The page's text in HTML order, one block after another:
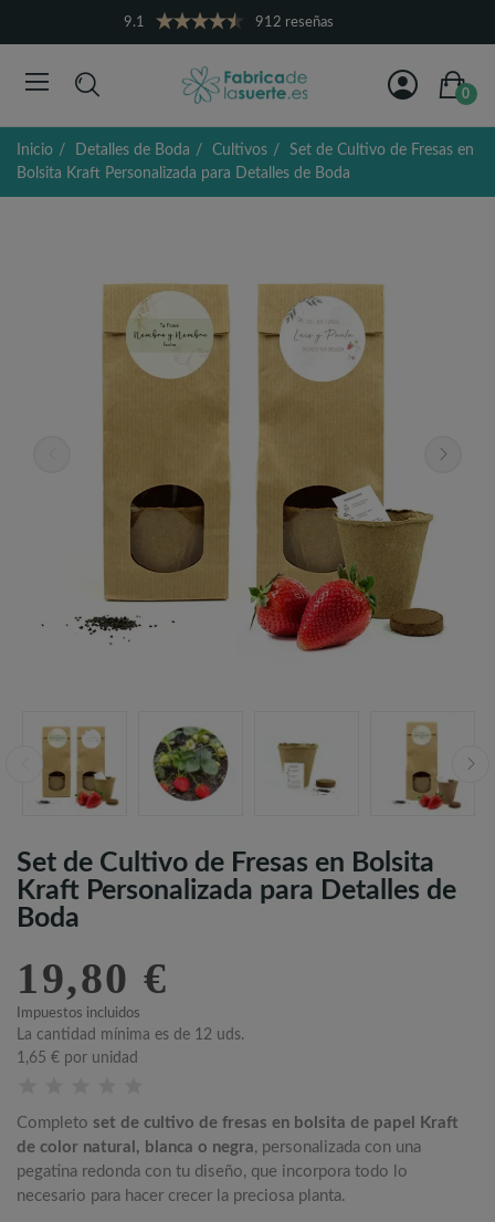
9.1 912 reseñas
0
Inicio Detalles de Boda Cultivos
Set de Cultivo de Fresas en
Bolsita Kraft Personalizada para Detalles de Boda
Set de Cultivo de Fresas en Bolsita
Kraft Personalizada para Detalles de
Boda
19,80 €
Impuestos incluidos
La cantidad mínima es de 12 uds.
1,65 € por unidad
Completo set de cultivo de fresas en bolsita de papel Kraft
de color natural, blanca o negra, personalizada con una
pegatina redonda con tu diseño, que incorpora todo lo
necesario para hacer crecer la preciosa planta.